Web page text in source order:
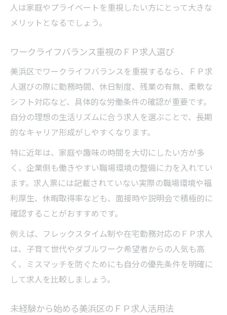
人は家庭やプライベートを重視したい方にとって大きな
メリットとなるでしょう。
ワークライフバランス重視のＦＰ求人選び
美浜区でワークライフバランスを重視するなら、ＦＰ求
人選びの際に勤務時間、休日制度、残業の有無、柔軟な
シフト対応など、具体的な労働条件の確認が重要です。
自分の理想の生活リズムに合う求人を選ぶことで、長期
的なキャリア形成がしやすくなります。
特に近年は、家庭や趣味の時間を大切にしたい方が多
く、企業側も働きやすい職場環境の整備に力を入れてい
ます。求人票には記載されていない実際の職場環境や福
利厚生、休暇取得率なども、面接時や説明会で積極的に
確認することがおすすめです。
例えば、フレックスタイム制や在宅勤務対応のＦＰ求人
は、子育て世代やダブルワーク希望者からの人気も高
く、ミスマッチを防ぐためにも自分の優先条件を明確に
して求人を比較しましょう。
未経験から始める美浜区のＦＰ求人活用法